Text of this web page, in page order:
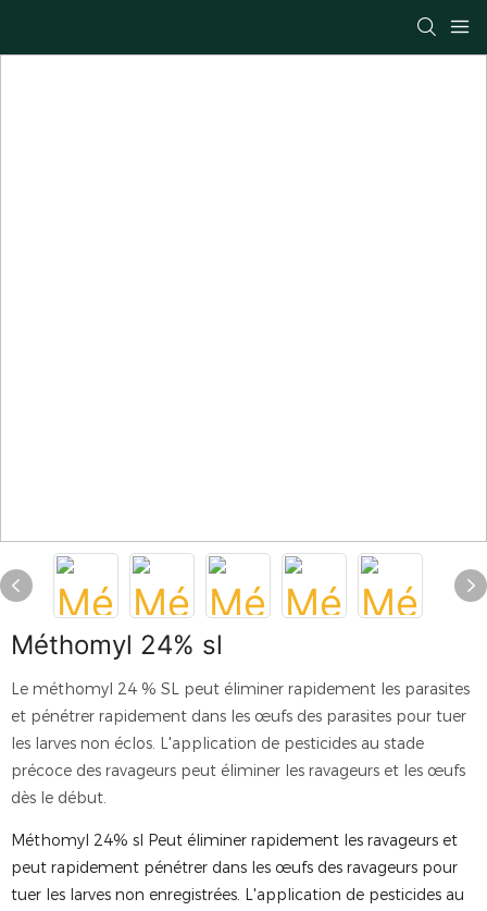
Méthomyl 24% sl
Le méthomyl 24 % SL peut éliminer rapidement les parasites
et pénétrer rapidement dans les œufs des parasites pour tuer
les larves non éclos. L'application de pesticides au stade
précoce des ravageurs peut éliminer les ravageurs et les œufs
dès le début.
Méthomyl 24% sl Peut éliminer rapidement les ravageurs et
peut rapidement pénétrer dans les œufs des ravageurs pour
tuer les larves non enregistrées. L'application de pesticides au